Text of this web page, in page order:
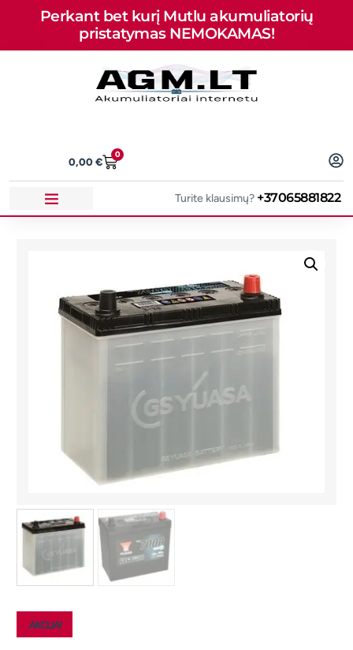
Perkant bet kurį Mutlu akumuliatorių
pristatymas NEMOKAMAS!
0,00€
0
Turite klausimų? +37065881822
AKCIJA!